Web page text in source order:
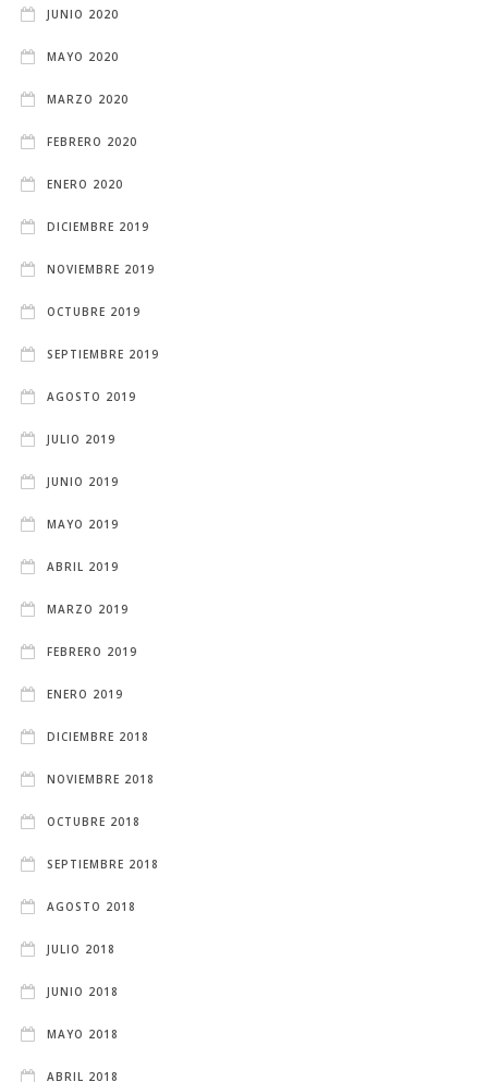
JUNIO 2020
MAYO 2020
MARZO 2020
FEBRERO 2020
ENERO 2020
DICIEMBRE 2019
NOVIEMBRE 2019
OCTUBRE 2019
SEPTIEMBRE 2019
AGOSTO 2019
JULIO 2019
JUNIO 2019
MAYO 2019
ABRIL 2019
MARZO 2019
FEBRERO 2019
ENERO 2019
DICIEMBRE 2018
NOVIEMBRE 2018
OCTUBRE 2018
SEPTIEMBRE 2018
AGOSTO 2018
JULIO 2018
JUNIO 2018
MAYO 2018
ABRIL 2018